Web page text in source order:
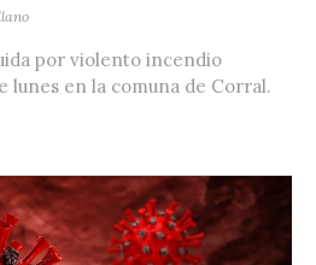
por violento incendio
lunes en la comuna de Corral.